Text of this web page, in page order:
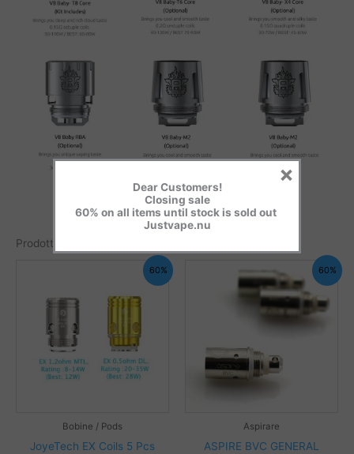
Prodotti correlati
60%
Bobine / Pods
JoyeTech EX Coils 5 Pcs
60%
Aspirare
ASPIRE BVC GENERAL
Dear Customers!
Closing sale
60% on all items until stock is sold out
Justvape.nu
×